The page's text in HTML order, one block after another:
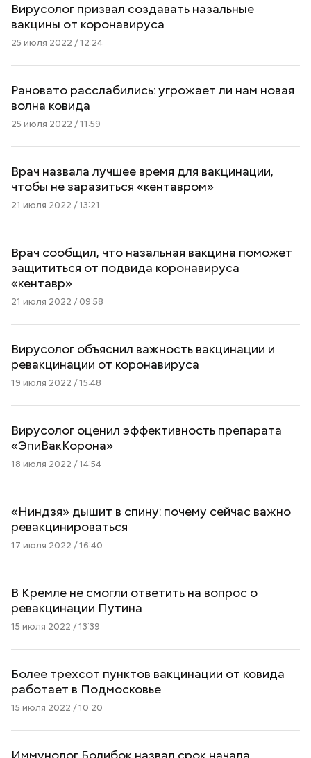
Вирусолог призвал создавать назальные
вакцины от коронавируса
25 июля 2022 / 12:24
Рановато расслабились: угрожает ли нам новая
волна ковида
25 июля 2022 / 11:59
Врач назвала лучшее время для вакцинации,
чтобы не заразиться «кентавром»
21 июля 2022 / 13:21
Врач сообщил, что назальная вакцина поможет
защититься от подвида коронавируса
«кентавр»
21 июля 2022 / 09:58
Вирусолог объяснил важность вакцинации и
ревакцинации от коронавируса
19 июля 2022 / 15:48
Вирусолог оценил эффективность препарата
«ЭпиВакКорона»
18 июля 2022 / 14:54
«Ниндзя» дышит в спину: почему сейчас важно
ревакцинироваться
17 июля 2022 / 16:40
В Кремле не смогли ответить на вопрос о
ревакцинации Путина
15 июля 2022 / 13:39
Более трехсот пунктов вакцинации от ковида
работает в Подмосковье
15 июля 2022 / 10:20